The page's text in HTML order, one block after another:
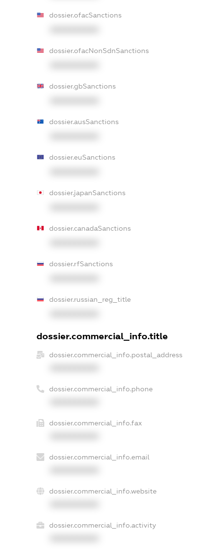
dossier.ofacSanctions
dossier.ofacNonSdnSanctions
dossier.gbSanctions
dossier.ausSanctions
dossier.euSanctions
dossier.japanSanctions
dossier.canadaSanctions
dossier.rfSanctions
dossier.russian_reg_title
dossier.commercial_info.title
dossier.commercial_info.postal_address
dossier.commercial_info.phone
dossier.commercial_info.fax
dossier.commercial_info.email
dossier.commercial_info.website
dossier.commercial_info.activity